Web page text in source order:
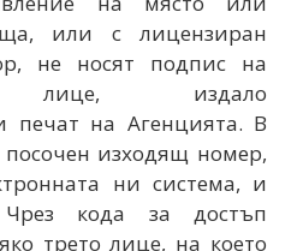
или с лицензиран
не носят подпис на
лице, издало
печат на Агенцията. В
посочен изходящ номер,
ни система, и
кода за достъп
трето лице, на което